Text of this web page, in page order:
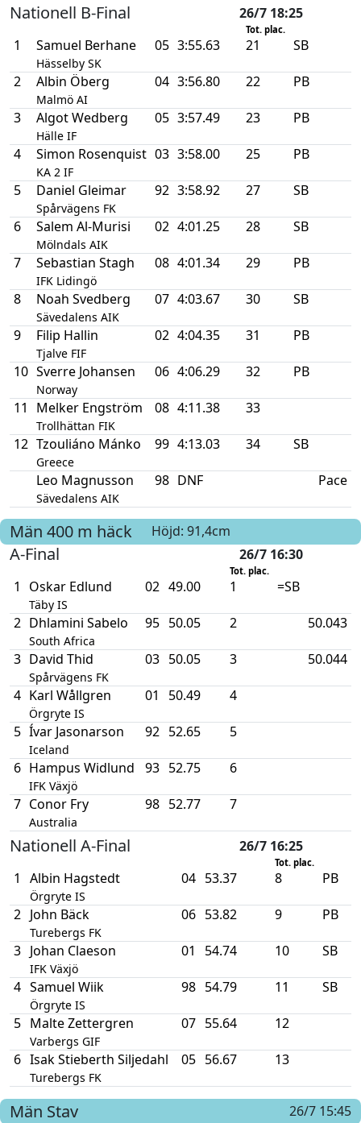
Nationell B-Final 26/7 18:25
Tot. plac.
1 Samuel Berhane
Hässelby SK
05 3:55.63 21 SB
2 Albin Öberg
Malmö AI
04 3:56.80 22 PB
3 Algot Wedberg
Hälle IF
05 3:57.49 23 PB
4 Simon Rosenquist
KA 2 IF
03 3:58.00 25 PB
5 Daniel Gleimar
Spårvägens FK
92 3:58.92 27 SB
6 Salem Al-Murisi
Mölndals AIK
02 4:01.25 28 SB
7 Sebastian Stagh
IFK Lidingö
08 4:01.34 29 PB
8 Noah Svedberg
Sävedalens AIK
07 4:03.67 30 SB
9 Filip Hallin
Tjalve FIF
02 4:04.35 31 PB
10 Sverre Johansen
Norway
06 4:06.29 32 PB
11 Melker Engström
Trollhättan FIK
08 4:11.38 33
12 Tzouliáno Mánko
Greece
99 4:13.03 34 SB
Leo Magnusson
Sävedalens AIK
98 DNF Pace
Män 400 m häck Höjd: 91,4cm
A-Final 26/7 16:30
Tot. plac.
1 Oskar Edlund
Täby IS
02 49.00 1 =SB
2 Dhlamini Sabelo
South Africa
95 50.05 2 50.043
3 David Thid
Spårvägens FK
03 50.05 3 50.044
4 Karl Wållgren
Örgryte IS
01 50.49 4
5 Ívar Jasonarson
Iceland
92 52.65 5
6 Hampus Widlund
IFK Växjö
93 52.75 6
7 Conor Fry
Australia
98 52.77 7
Nationell A-Final 26/7 16:25
Tot. plac.
1 Albin Hagstedt
Örgryte IS
04 53.37 8 PB
2 John Bäck
Turebergs FK
06 53.82 9 PB
3 Johan Claeson
IFK Växjö
01 54.74 10 SB
4 Samuel Wiik
Örgryte IS
98 54.79 11 SB
5 Malte Zettergren
Varbergs GIF
07 55.64 12
6 Isak Stieberth Siljedahl
Turebergs FK
05 56.67 13
Män Stav
26/7 15:45